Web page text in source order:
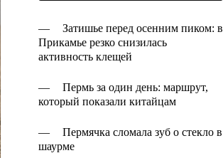
—
Затишье перед осенним пиком: в
Прикамье резко снизилась
активность клещей
—
Пермь за один день: маршрут,
который показали китайцам
—
Пермячка сломала зуб о стекло в
шаурме